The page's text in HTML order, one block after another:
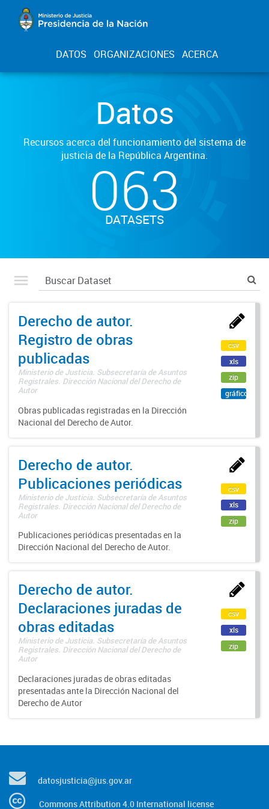
DATOS ORGANIZACIONES ACERCA
Datos
Recursos acerca del funcionamiento del sistema de
justicia de la República Argentina.
063
DATASETS
Derecho de autor.
Registro de obras
publicadas
Ministerio de Justicia. Subsecretaría de Asuntos
Registrales. Dirección Nacional del Derecho de
Autor
Obras publicadas registradas en la Dirección
Nacional del Derecho de Autor.
csv
xls
zip
gráfico
Derecho de autor.
Publicaciones periódicas
Ministerio de Justicia. Subsecretaría de Asuntos
Registrales. Dirección Nacional del Derecho de
Autor
Publicaciones periódicas presentadas en la
Dirección Nacional del Derecho de Autor.
csv
xls
zip
Derecho de autor.
Declaraciones juradas de
obras editadas
Ministerio de Justicia. Subsecretaría de Asuntos
Registrales. Dirección Nacional del Derecho de
Autor
Declaraciones juradas de obras editadas
presentadas ante la Dirección Nacional del
Derecho de Autor
csv
xls
zip
datosjusticia@jus.gov.ar
Commons Attribution 4.0 International license